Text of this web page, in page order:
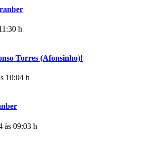
h
Torres (Afonsinho)!
10:04 h
às 09:03 h